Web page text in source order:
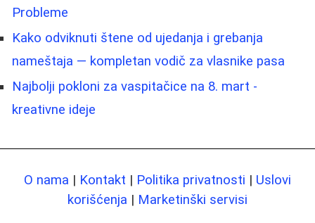
Probleme
Kako odviknuti štene od ujedanja i grebanja
nameštaja — kompletan vodič za vlasnike pasa
Najbolji pokloni za vaspitačice na 8. mart -
kreativne ideje
O nama | Kontakt | Politika privatnosti | Uslovi
korišćenja | Marketinški servisi